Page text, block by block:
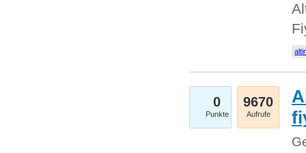
0
Punkte
9670
Aufrufe